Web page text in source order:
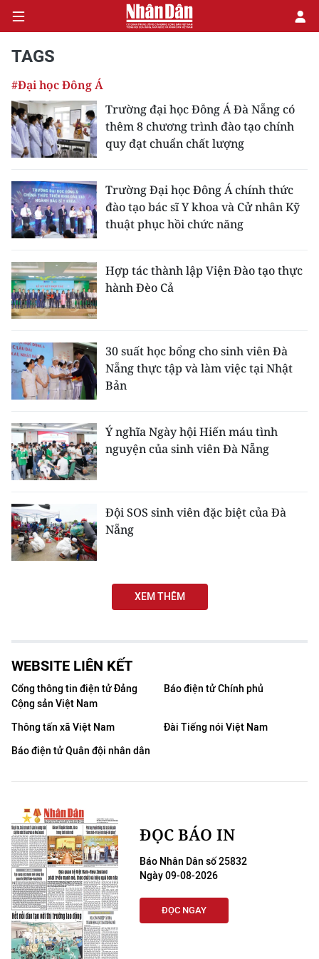
CHÍNH TRỊ
KINH TẾ
XÃ HỘI
PHÁP LUẬT
DU LỊCH
THẾ GIỚI
GIÁO DỤC
KHOA HỌC - CÔNG NGHỆ
MÔI TRƯỜNG
BẠN ĐỌC
KIỂM CHỨNG THÔNG TIN
54 DÂN TỘC VIỆT NAM
MỘT SẢN PHẨM
RADIO
MEDIA CENTER
Video
Media Chính trị
Media Kinh tế
Media Văn hóa
Media Xã hội
TAGS
#Đại học Đông Á
Trường đại học Đông Á Đà Nẵng có
thêm 8 chương trình đào tạo chính
quy đạt chuẩn chất lượng
Trường Đại học Đông Á chính thức
đào tạo bác sĩ Y khoa và Cử nhân Kỹ
thuật phục hồi chức năng
Hợp tác thành lập Viện Đào tạo thực
hành Đèo Cả
30 suất học bổng cho sinh viên Đà
Nẵng thực tập và làm việc tại Nhật
Bản
Ý nghĩa Ngày hội Hiến máu tình
nguyện của sinh viên Đà Nẵng
Đội SOS sinh viên đặc biệt của Đà
Nẵng
XEM THÊM
WEBSITE LIÊN KẾT
Cổng thông tin điện tử Đảng
Cộng sản Việt Nam
Báo điện tử Chính phủ
Thông tấn xã Việt Nam
Đài Tiếng nói Việt Nam
Báo điện tử Quân đội nhân dân
ĐỌC BÁO IN
Báo Nhân Dân số 25832
Ngày 09-08-2026
ĐỌC NGAY